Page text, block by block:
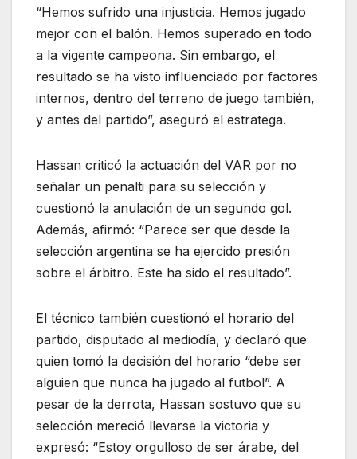
“Hemos sufrido una injusticia. Hemos jugado
mejor con el balón. Hemos superado en todo
a la vigente campeona. Sin embargo, el
resultado se ha visto influenciado por factores
internos, dentro del terreno de juego también,
y antes del partido”, aseguró el estratega.
Hassan criticó la actuación del VAR por no
señalar un penalti para su selección y
cuestionó la anulación de un segundo gol.
Además, afirmó: “Parece ser que desde la
selección argentina se ha ejercido presión
sobre el árbitro. Este ha sido el resultado”.
El técnico también cuestionó el horario del
partido, disputado al mediodía, y declaró que
quien tomó la decisión del horario “debe ser
alguien que nunca ha jugado al futbol”. A
pesar de la derrota, Hassan sostuvo que su
selección mereció llevarse la victoria y
expresó: “Estoy orgulloso de ser árabe, del